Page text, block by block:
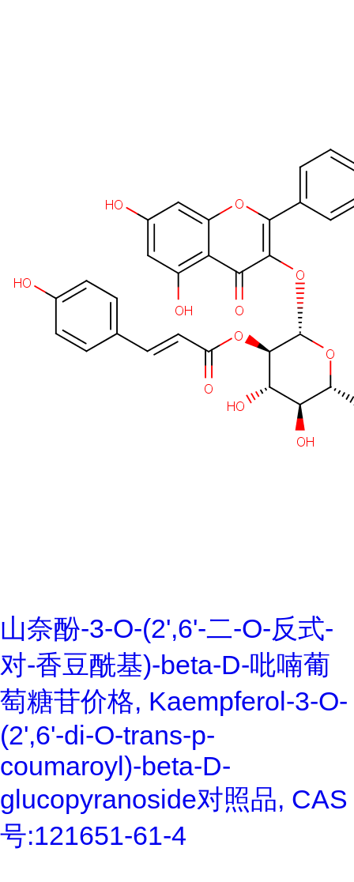
山奈酚-3-O-(2',6'-二-O-反式-
对-香豆酰基)-beta-D-吡喃葡
萄糖苷价格, Kaempferol-3-O-
(2',6'-di-O-trans-p-
coumaroyl)-beta-D-
glucopyranoside对照品, CAS
号:121651-61-4